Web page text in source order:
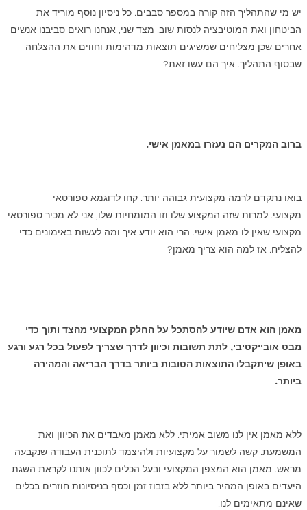
יש מי שהתהליך הזה קורה במספר סבבים. כל ניסיון נוסף מוריד את
הביטחון ואת המוטיבציה לנסות שוב. מצד שני, אנחנו רואים סביבנו אנשים
אחרים שכן מצליחים שמשיגים תוצאות מדהימות וחווים את ההצלחה
שבסוף התהליך. איך הם עשו זאת?
ברוב המקרים הם נעזרו במאמן אישי.
בואו נתקדם לרמה מקצועית גבוהה יותר. קחו לדוגמא ספורטאי
מקצועי. למרות שזה המקצוע שלו וזו המומחיות שלו, אני לא מכיר ספורטאי
מקצועי שאין לו מאמן אישי. הרי הוא יודע איך ומה לעשות באימונים כדי
להצליח. אז למה הוא צריך מאמן?
מאמן הוא אדם שיודע להסתכל על החלק המקצועי מהצד ותוך כדי
מבט אובייקטיבי, לתת תשובות וכיוון לדרך שצריך לפעול בכל רגע ורגע
באופן שיתקבלו התוצאות הטובות ביותר בדרך הבריאה והמהירה
ביותר.
ללא מאמן אין לנו משוב אמיתי. ללא מאמן מאבדים את הכיוון ואת
המשמעת. קשה לשמור על מקצועיות ולהיצמד לתוכנית העבודה שנקבעה
מראש. מאמן הוא המצפן המקצועי ובעל הכלים לכוון אותנו לקראת השגת
היעדים באופן המהיר ביותר ללא בזבוז זמן וכסף בניסיונות חוזרים בכלים
שאינם מתאימים לנו.